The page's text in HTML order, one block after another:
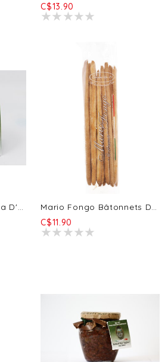
C$13.90
Frantoio Di Sant'Agata D'Oneglia Taggiasca Olives Tapenade 90g
Mario Fongo Bâtonnets De Pain Étirés - Classique Original 200g
C$11.90